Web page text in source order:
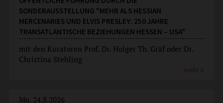
SONDERAUSSTELLUNG "MEHR ALS HESSIAN
MERCENARIES UND ELVIS PRESLEY: 250 JAHRE
TRANSATLANTISCHE BEZIEHUNGEN HESSEN – USA"
mit den Kuratoren Prof. Dr. Holger Th. Gräf oder Dr.
Christina Stehling
mehr
Mo, 24.8.2026